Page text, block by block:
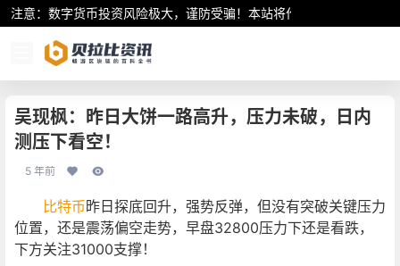
注意：数字货币投资风险极大，谨防受骗！本站将作为行业资讯共享
吴现枫：昨日大饼一路高升，压力未破，日内
测压下看空！
5 年前
比特币昨日探底回升，强势反弹，但没有突破关键压力
位置，还是震荡偏空走势，早盘32800压力下还是看跌，
下方关注31000支撑！